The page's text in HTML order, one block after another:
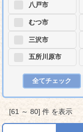
八戸市
むつ市
三沢市
五所川原市
全てチェック
[61 ～ 80] 件 を表示